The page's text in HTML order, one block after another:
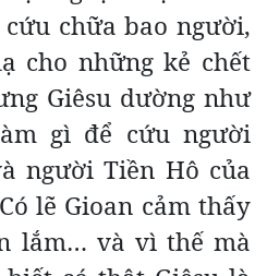
cứu chữa bao người,
cho những kẻ chết
Giêsu dường như
gì để cứu người
người Tiền Hô của
lẽ Gioan cảm thấy
lắm… và vì thế mà